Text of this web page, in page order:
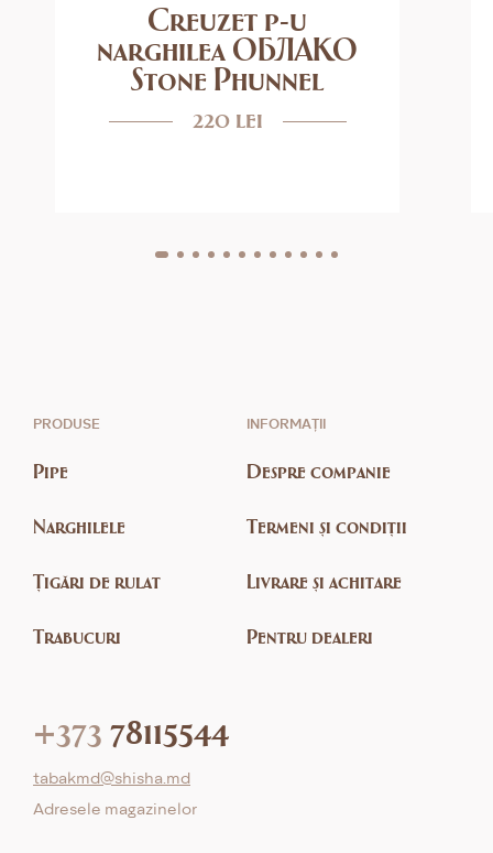
Creuzet p-u
narghilea ОБЛАКО
Stone Phunnel
220 lei
PRODUSE
Pipe
Narghilele
Țigări de rulat
Trabucuri
INFORMAȚII
Despre companie
Termeni și condiții
Livrare și achitare
Pentru dealeri
+373 78115544
tabakmd@shisha.md
Adresele magazinelor